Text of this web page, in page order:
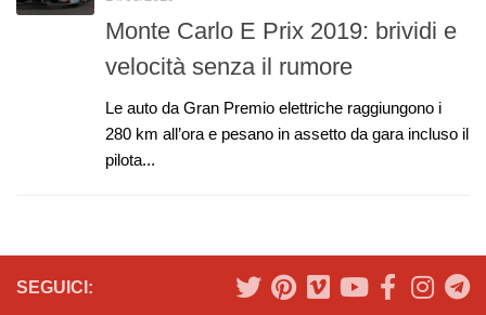
Monte Carlo E Prix 2019: brividi e
velocità senza il rumore
Le auto da Gran Premio elettriche raggiungono i
280 km all’ora e pesano in assetto da gara incluso il
pilota...
SEGUICI: